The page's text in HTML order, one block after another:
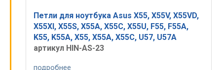
Петли для ноутбука Asus X55, X55V, X55VD,
X55XI, X55S, X55A, X55C, X55U, F55, F55A,
K55, K55A, X55, X55A, X55C, U57, U57A
артикул HIN-AS-23
подробнее